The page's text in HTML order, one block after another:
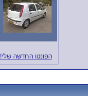
הפונטו החדשה שלי!